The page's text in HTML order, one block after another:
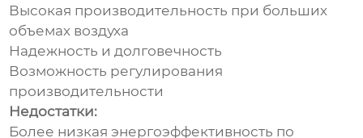
Высокая производительность при больших
объемах воздуха
Надежность и долговечность
Возможность регулирования
производительности
Недостатки:
Более низкая энергоэффективность по